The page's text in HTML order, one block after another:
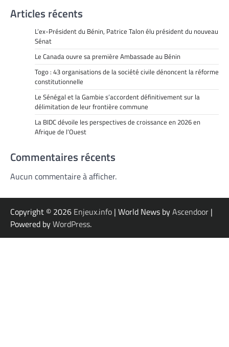
Articles récents
L’ex-Président du Bénin, Patrice Talon élu président du nouveau
Sénat
Le Canada ouvre sa première Ambassade au Bénin
Togo : 43 organisations de la société civile dénoncent la réforme
constitutionnelle
Le Sénégal et la Gambie s’accordent définitivement sur la
délimitation de leur frontière commune
La BIDC dévoile les perspectives de croissance en 2026 en
Afrique de l’Ouest
Commentaires récents
Aucun commentaire à afficher.
Copyright © 2026 Enjeux.info | World News byAscendoor |
Powered byWordPress.